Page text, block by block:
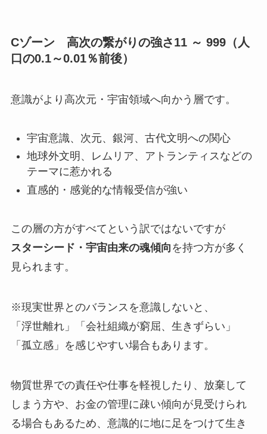
Cゾーン 高次の繋がりの強さ11 ～ 999（人
口の0.1～0.01％前後）
意識がより高次元・宇宙領域へ向かう層です。
宇宙意識、次元、銀河、古代文明への関心
地球外文明、レムリア、アトランティスなどの
テーマに惹かれる
直感的・感覚的な情報受信が強い
この層の方がすべてという訳ではないですが
スターシード・宇宙由来の魂傾向 を持つ方が多く
見られます。
※現実世界とのバランスを意識しないと、
「浮世離れ」「会社組織が窮屈、生きずらい」
「孤立感」を感じやすい場合もあります。
物質世界での責任や仕事を軽視したり、放棄して
しまう方や、お金の管理に疎い傾向が見受けられ
る場合もあるため、意識的に地に足をつけて生き